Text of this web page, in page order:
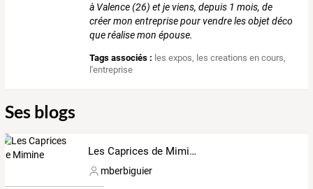
à Valence (26) et je viens, depuis 1 mois, de
créer mon entreprise pour vendre les objet déco
que réalise mon épouse.
Tags associés : les expos, les creations en cours,
l'entreprise
Ses blogs
Les Caprices de Mimine
mberbiguier